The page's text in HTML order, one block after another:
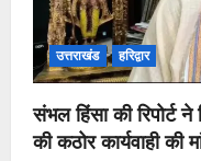
उत्तराखंड हरिद्वार
संभल हिंसा की रिपोर्ट ने
की कठोर कार्यवाही की